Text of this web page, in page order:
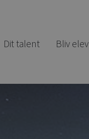
Dit talent Bliv elev